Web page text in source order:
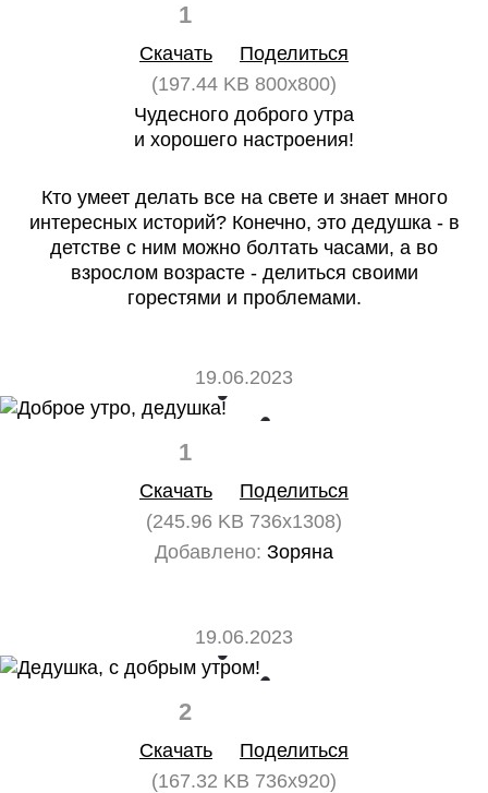
1
Скачать
Поделиться
(197.44 KB 800x800)
Чудесного доброго утра
и хорошего настроения!
Кто умеет делать все на свете и знает много
интересных историй? Конечно, это дедушка - в
детстве с ним можно болтать часами, а во
взрослом возрасте - делиться своими
горестями и проблемами.
19.06.2023
1
Скачать
Поделиться
(245.96 KB 736x1308)
Добавлено: Зоряна
19.06.2023
2
Скачать
Поделиться
(167.32 KB 736x920)